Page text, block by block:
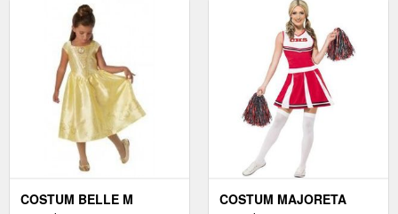
COSTUM BELLE M
COSTUM MAJORETA